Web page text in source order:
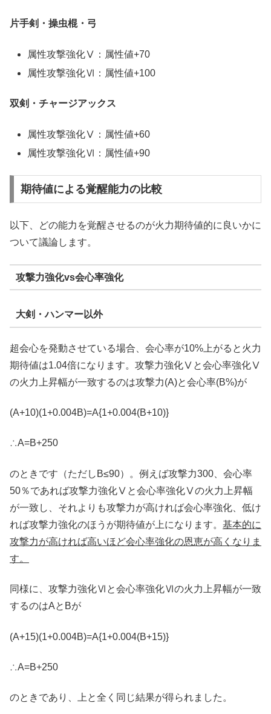
片手剣・操虫棍・弓
属性攻撃強化Ⅴ：属性値+70
属性攻撃強化Ⅵ：属性値+100
双剣・チャージアックス
属性攻撃強化Ⅴ：属性値+60
属性攻撃強化Ⅵ：属性値+90
期待値による覚醒能力の比較
以下、どの能力を覚醒させるのが火力期待値的に良いかに
ついて議論します。
攻撃力強化vs会心率強化
大剣・ハンマー以外
超会心を発動させている場合、会心率が10%上がると火力
期待値は1.04倍になります。攻撃力強化Ⅴと会心率強化Ⅴ
の火力上昇幅が一致するのは攻撃力(A)と会心率(B%)が
(A+10)(1+0.004B)=A{1+0.004(B+10)}
∴A=B+250
のときです（ただしB≤90）。例えば攻撃力300、会心率
50％であれば攻撃力強化Ⅴと会心率強化Ⅴの火力上昇幅
が一致し、それよりも攻撃力が高ければ会心率強化、低け
れば攻撃力強化のほうが期待値が上になります。 基本的に
攻撃力が高ければ高いほど会心率強化の恩恵が高くなりま
す。
同様に、攻撃力強化Ⅵと会心率強化Ⅵの火力上昇幅が一致
するのはAとBが
(A+15)(1+0.004B)=A{1+0.004(B+15)}
∴A=B+250
のときであり、上と全く同じ結果が得られました。